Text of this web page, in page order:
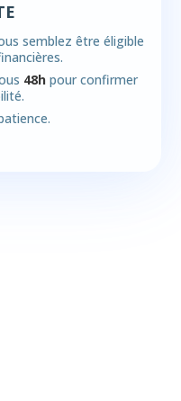
semblez être éligible
48h pour confirmer